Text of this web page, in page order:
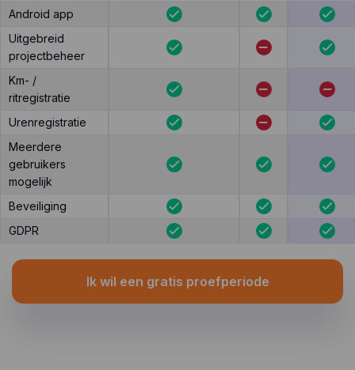
Android app
Uitgebreid
projectbeheer
Km- /
ritregistratie
Urenregistratie
Meerdere
gebruikers
mogelijk
Beveiliging
GDPR
Ik wil een gratis proefperiode